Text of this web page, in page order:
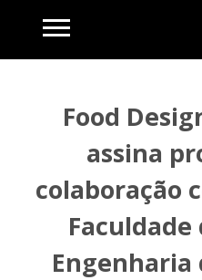
Food
assina
colaboração
Faculdade
Engenharia